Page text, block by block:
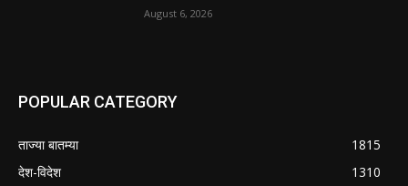
August 6, 2026
POPULAR CATEGORY
ताज्या बातम्या
1815
देश-विदेश
1310